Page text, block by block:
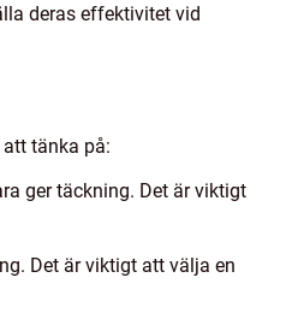
deras effektivitet vid
tänka på:
ger täckning. Det är viktigt
Det är viktigt att välja en